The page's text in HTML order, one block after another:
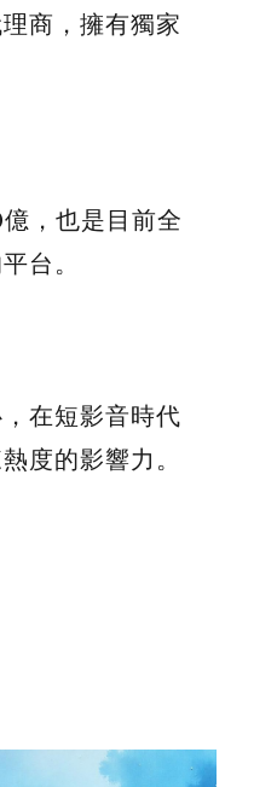
商，擁有獨家
，也是目前全
台。
在短影音時代
度的影響力。